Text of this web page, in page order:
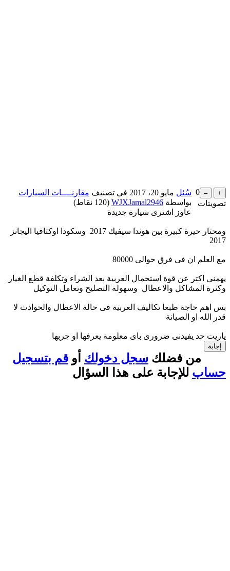
0
تصويتات
سُئل مايو 20، 2017 في تصنيف مقارنــــات السيارات
بواسطة WJXJamal2946
(
120 نقاط)
عاوز اشترى سيارة جديدة
ومحتار حيرة كبيرة بين هوندا سيفيك 2017 وسكودا اوكتافيا اليجانز
2017
مع العلم ان فى فرق حوالى 80000
يهمنى اكتر عن قوة استحمال العربية بعد الشراء وتكلفة قطع الغيار
وكثرة المشاكل والاعطال وسهولة التصليح وتعامل التوكيل
بس اهم حاجة طبعا تكاليف العربية فى حالة الاعطال والحوادث لا
قدر الله او الصيانة
ياريت حد يفيدنى ضرورى باى معلومة يعرفها او جربها
من فضلك سجل دخولك أو قم بتسجيل
حساب للإجابة على هذا السؤال